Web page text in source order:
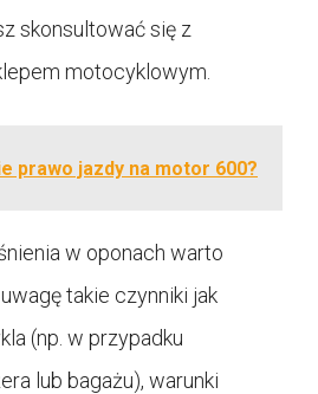
skonsultować się z
motocyklowym.
prawo jazdy na motor 600?
w oponach warto
takie czynniki jak
(np. w przypadku
lub bagażu), warunki